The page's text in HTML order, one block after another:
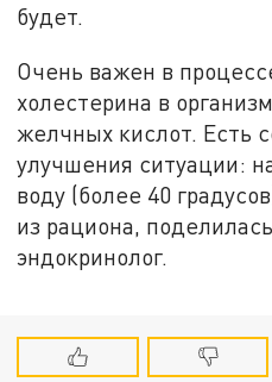
будет.
Очень важен в
холестерина в
желчных кислот. Есть
улучшения ситуации:
воду (более 40
из рациона,
эндокринолог.